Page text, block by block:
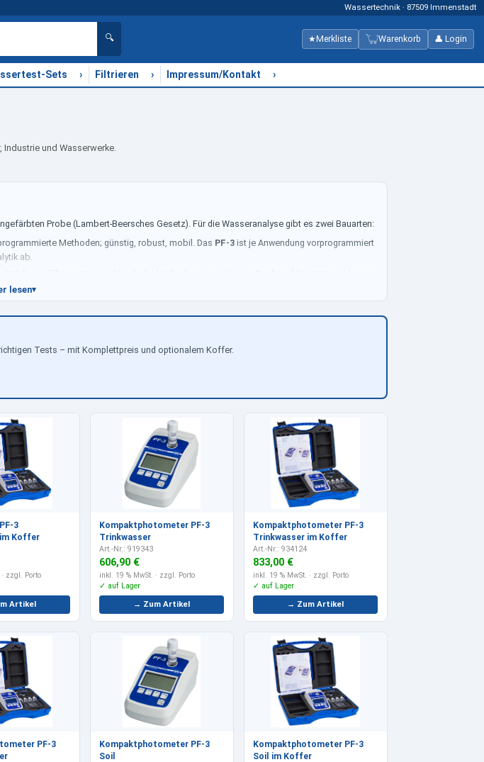
Wassertechnik · 87509 Immenstadt
🔍 ★ Merkliste Warenkorb 👤 Login
Sets › Filtrieren › Impressum/Kontakt ›
und Wasserwerke.
Probe (Lambert-Beersches Gesetz). Für die Wasseranalyse gibt es zwei Bauarten:
Methoden; günstig, robust, mobil. Das PF-3ist je Anwendung vorprogrammiert
ab.
lesen▾
Tests – mit Komplettpreis und optionalem Koffer.
3
Koffer
· zzgl. Porto
Artikel
Kompaktphotometer PF-3
Trinkwasser
Art.-Nr.: 919343
606,90 €
inkl. 19 % MwSt. · zzgl. Porto
✓ auf Lager
→ Zum Artikel
Kompaktphotometer PF-3
Trinkwasser im Koffer
Art.-Nr.: 934124
833,00 €
inkl. 19 % MwSt. · zzgl. Porto
✓ auf Lager
→ Zum Artikel
PF-3
Kompaktphotometer PF-3
Soil
Kompaktphotometer PF-3
Soil im Koffer